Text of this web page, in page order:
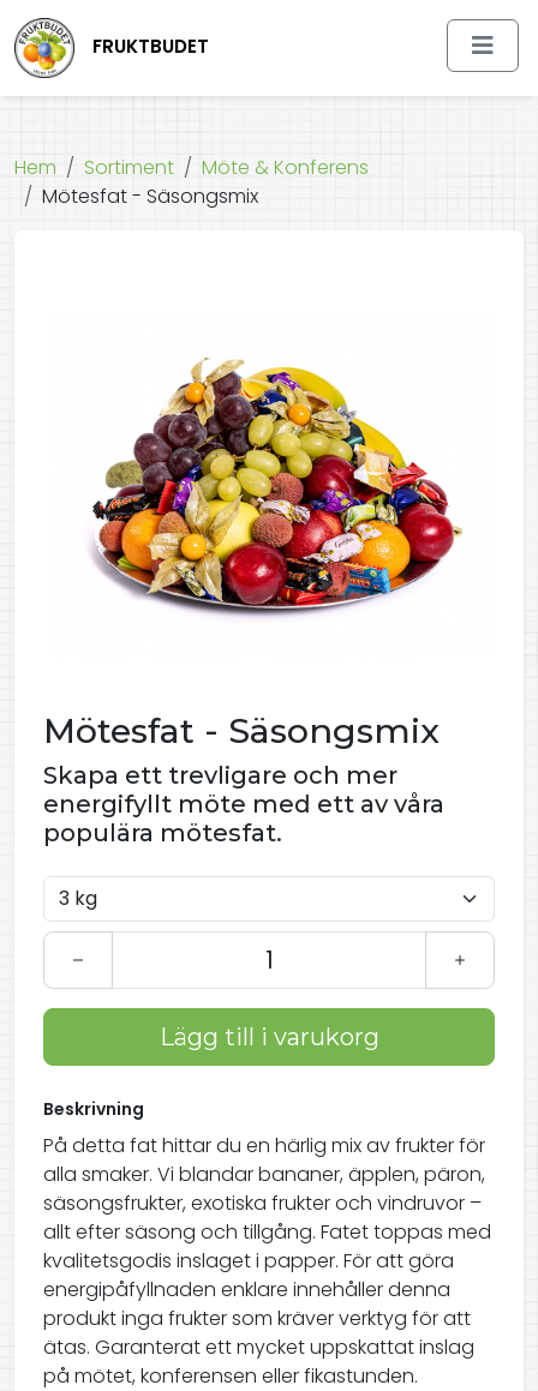
FRUKTBUDET
Hem Sortiment
Möte & Konferens
Mötesfat - Säsongsmix
Mötesfat - Säsongsmix
Skapa ett trevligare och mer
energifyllt möte med ett av våra
populära mötesfat.
Lägg till i varukorg
Beskrivning
På detta fat hittar du en härlig mix av frukter för
alla smaker. Vi blandar bananer, äpplen, päron,
säsongsfrukter, exotiska frukter och vindruvor –
allt efter säsong och tillgång. Fatet toppas med
kvalitetsgodis inslaget i papper. För att göra
energipåfyllnaden enklare innehåller denna
produkt inga frukter som kräver verktyg för att
ätas. Garanterat ett mycket uppskattat inslag
på mötet, konferensen eller fikastunden.